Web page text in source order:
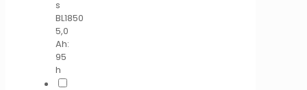
s
BL1850
5,0
Ah:
95
h